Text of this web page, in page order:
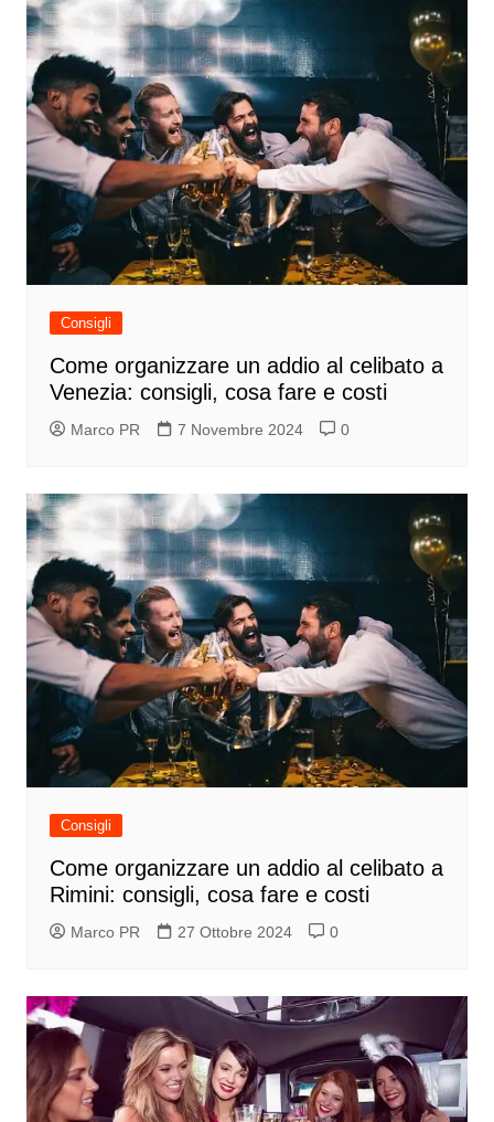
Consigli
Come organizzare un addio al celibato a
Venezia: consigli, cosa fare e costi
Marco PR 7 Novembre 2024 0
Consigli
Come organizzare un addio al celibato a
Rimini: consigli, cosa fare e costi
Marco PR 27 Ottobre 2024 0